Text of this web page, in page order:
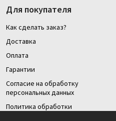
Для покупателя
Как сделать заказ?
Доставка
Оплата
Гарантии
Согласие на обработку
персональных данных
Политика обработки